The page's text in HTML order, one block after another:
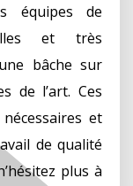
équipes de
et très
bâche sur
de l’art. Ces
et
de qualité
plus à